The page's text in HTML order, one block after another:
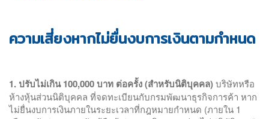
ความเสี่ยงหากไม่ยื่นงบการเงินตามกำหนด
1. ปรับไม่เกิน 100,000 บาท ต่อครั้ง (สำหรับนิติบุคคล)บริษัทหรือ
ห้างหุ้นส่วนนิติบุคคล ที่จดทะเบียนกับกรมพัฒนาธุรกิจการค้า หาก
ไม่ยื่นงบการเงินภายในระยะเวลาที่กฎหมายกำหนด (ภายใน 1